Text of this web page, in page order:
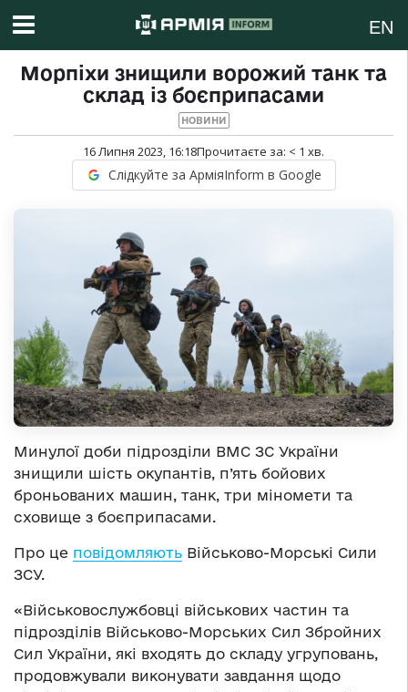
EN
Морпіхи знищили ворожий танк та
склад із боєприпасами
НОВИНИ
16 Липня 2023, 16:18Прочитаєте за: < 1 хв.
Слідкуйте за АрміяInform в Google
Минулої доби підрозділи ВМС ЗС України
знищили шість окупантів, п’ять бойових
броньованих машин, танк, три міномети та
сховище з боєприпасами.
Про це повідомляють Військово-Морські Сили
ЗСУ.
«Військовослужбовці військових частин та
підрозділів Військово-Морських Сил Збройних
Сил України, які входять до складу угруповань,
продовжували виконувати завдання щодо